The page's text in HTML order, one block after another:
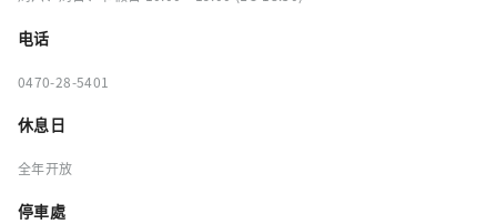
电话
0470-28-5401
休息日
全年开放
停車處